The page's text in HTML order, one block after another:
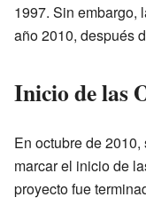
1997. Sin embargo,
año 2010, después
Inicio de las
En octubre de
marcar el inicio de
proyecto fue